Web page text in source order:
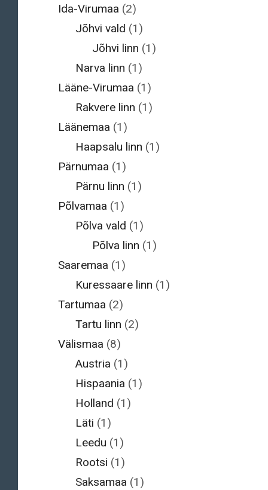
Ida-Virumaa (2)
Jõhvi vald (1)
Jõhvi linn (1)
Narva linn (1)
Lääne-Virumaa (1)
Rakvere linn (1)
Läänemaa (1)
Haapsalu linn (1)
Pärnumaa (1)
Pärnu linn (1)
Põlvamaa (1)
Põlva vald (1)
Põlva linn (1)
Saaremaa (1)
Kuressaare linn (1)
Tartumaa (2)
Tartu linn (2)
Välismaa (8)
Austria (1)
Hispaania (1)
Holland (1)
Läti (1)
Leedu (1)
Rootsi (1)
Saksamaa (1)